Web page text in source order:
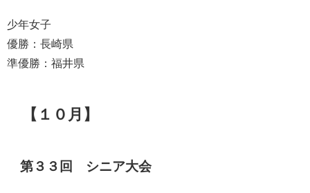
少年女子
優勝：長崎県
準優勝：福井県
【１０月】
第３３回 シニア大会